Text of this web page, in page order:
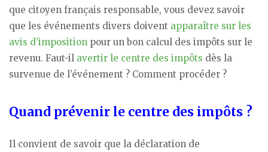
que citoyen français responsable, vous devez savoir
que les événements divers doivent apparaître sur les
avis d’imposition pour un bon calcul des impôts sur le
revenu. Faut-il avertir le centre des impôts dès la
survenue de l’événement ? Comment procéder ?
Quand prévenir le centre des impôts ?
Il convient de savoir que la déclaration de